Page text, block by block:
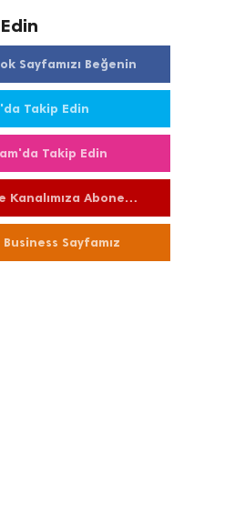
Sayfamızı Beğenin
Takip Edin
Takip Edin
Kanalımıza Abone
Sayfamız